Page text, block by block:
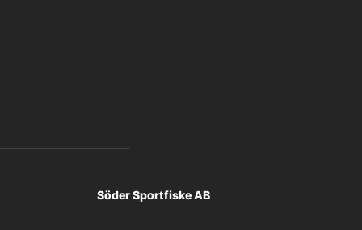
Söder Sportfiske AB